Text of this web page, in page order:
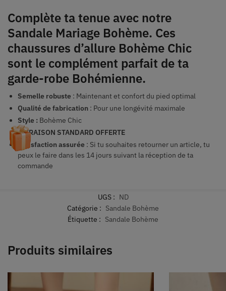
Complète ta tenue avec notre
Sandale Mariage Bohème. Ces
chaussures d’allure Bohème Chic
sont le complément parfait de ta
garde-robe Bohémienne.
Semelle robuste : Maintenant et confort du pied optimal
Qualité de fabrication : Pour une longévité maximale
Style : Bohème Chic
LIVRAISON STANDARD OFFERTE
Satisfaction assurée : Si tu souhaites retourner un article, tu
peux le faire dans les 14 jours suivant la réception de ta
commande
UGS : ND
Catégorie : Sandale Bohème
Étiquette : Sandale Bohème
Produits similaires